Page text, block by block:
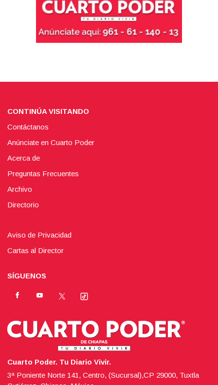
CONTINÚA VISITANDO
Contáctanos
Anúnciate en Cuarto Poder
Acerca de
Preguntas Frecuentes
Archivo
Directorio
Aviso de Privacidad
Cartas al Director
SÍGUENOS
Cuarto Poder. Tu Diario Vivir.
3ª Poniente Norte 141, Centro, (Sucursal),CP 29000, Tuxtla